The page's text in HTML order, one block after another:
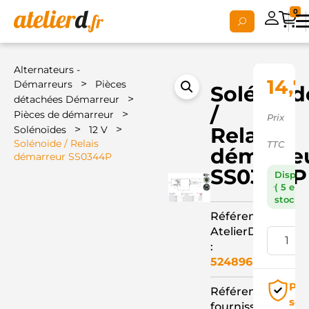
0
Alternateurs -
Démarreurs
>
Pièces
détachées Démarreur
>
Pièces de démarreur >
Solénoïdes > 12 V >
Solénoide / Relais
démarreur SS0344P
/
Relais
SS0344P
Référence
AtelierD
:
524896
Référence
Prix
TTC
( 5 en
stock )